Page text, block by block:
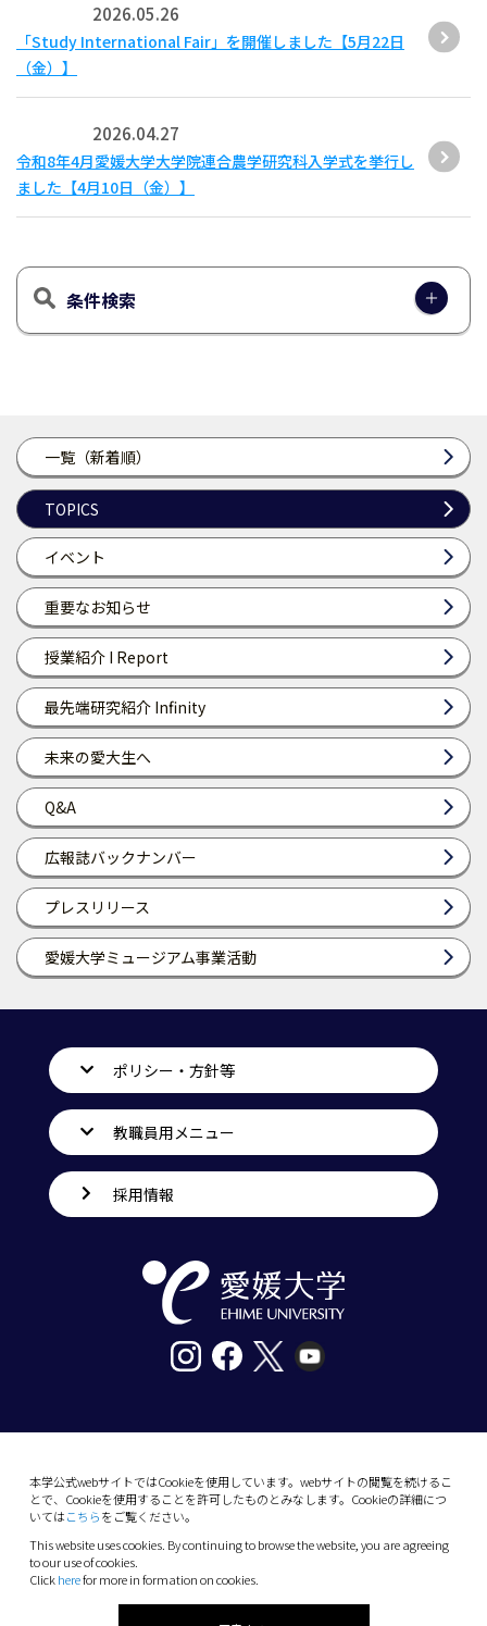
一覧（新着順）
TOPICS
イベント
重要なお知らせ
授業紹介 I Report
最先端研究紹介 Infinity
未来の愛大生へ
Q&A
広報誌バックナンバー
プレスリリース
愛媛大学ミュージアム事業活動
2026.05.26
「Study International Fair」を開催しました【5月22日
（金）】
2026.04.27
令和8年4月愛媛大学大学院連合農学研究科入学式を挙行し
ました【4月10日（金）】
条件検索
本学公式webサイトではCookieを使用しています。webサイトの閲覧を続けるこ
とで、Cookieを使用することを許可したものとみなします。Cookieの詳細につ
いてはこちらをご覧ください。
This website uses cookies. By continuing to browse the website, you are agreeing
to our use of cookies.
Clickherefor more in formation on cookies.
ポリシー・方針等
教職員用メニュー
採用情報
10-13 Dogo-Himata, Matsuyama, Ehime 790-
Phone: +81 89-927-9000